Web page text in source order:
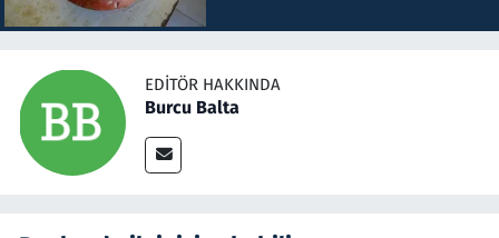
EDITÖR HAKKINDA
Burcu Balta